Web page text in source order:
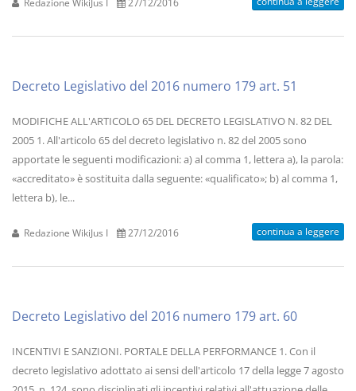
Decreto Legislativo del 2016 numero 179 art. 51
MODIFICHE ALL'ARTICOLO 65 DEL DECRETO LEGISLATIVO N. 82 DEL
2005 1. All'articolo 65 del decreto legislativo n. 82 del 2005 sono
apportate le seguenti modificazioni: a) al comma 1, lettera a), la parola:
«accreditato» è sostituita dalla seguente: «qualificato»; b) al comma 1,
lettera b), le...
Redazione WikiJus I 27/12/2016 continua a leggere
Decreto Legislativo del 2016 numero 179 art. 60
INCENTIVI E SANZIONI. PORTALE DELLA PERFORMANCE 1. Con il
decreto legislativo adottato ai sensi dell'articolo 17 della legge 7 agosto